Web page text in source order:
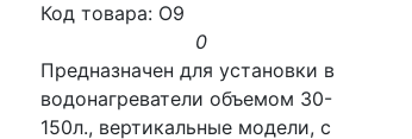
Код товара: O9
0
Предназначен для установки в
водонагреватели объемом 30-
150л., вертикальные модели, с